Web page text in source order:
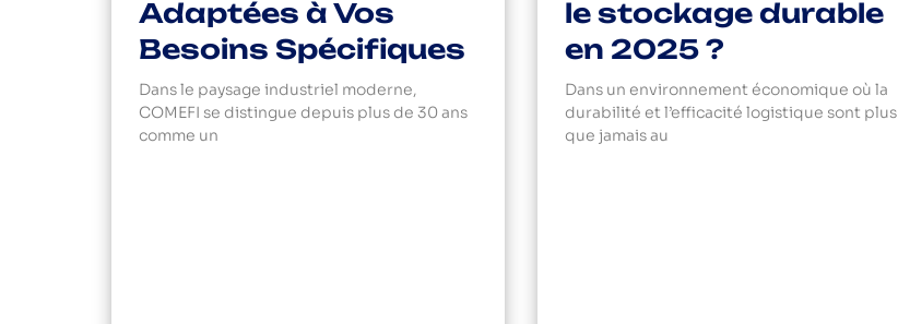
Adaptées à Vos
Besoins Spécifiques
Dans le paysage industriel moderne,
COMEFI se distingue depuis plus de 30 ans
comme un
le stockage durable
en 2025 ?
Dans un environnement économique où la
durabilité et l’efficacité logistique sont plus
que jamais au